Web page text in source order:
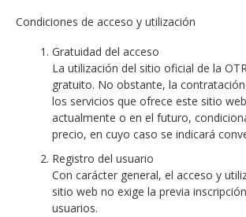
Condiciones de acceso y utilización
Gratuidad del acceso
La utilización del sitio oficial de la
gratuito. No obstante, la
los servicios que ofrece este sitio
actualmente o en el futuro,
precio, en cuyo caso se indicará
Registro del usuario
Con carácter general, el acceso y
sitio web no exige la previa
usuarios.